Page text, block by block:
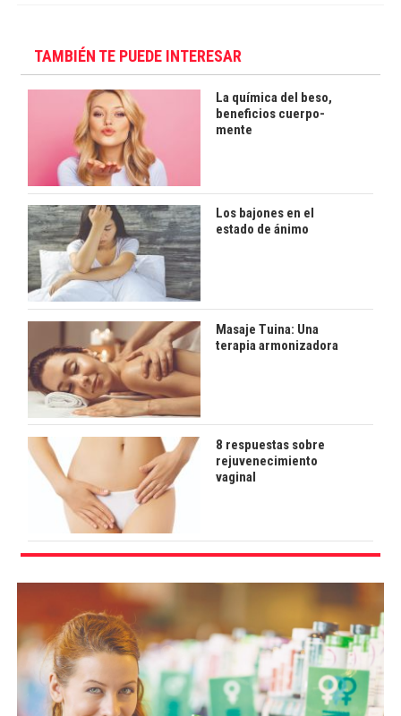
TAMBIÉN TE PUEDE INTERESAR
La química del beso,
beneficios cuerpo-
mente
Los bajones en el
estado de ánimo
Masaje Tuina: Una
terapia armonizadora
8 respuestas sobre
rejuvenecimiento
vaginal